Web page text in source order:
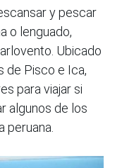
y pescar
o lenguado,
Ubicado
de Pisco e Ica,
para viajar si
algunos de los